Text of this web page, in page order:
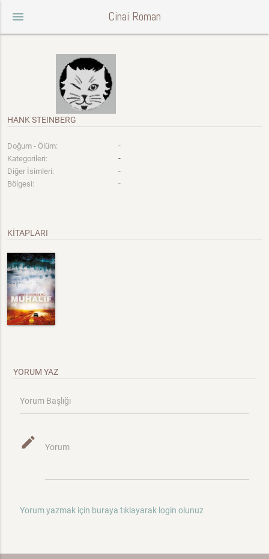
menu Cinai Roman
HANK STEINBERG
Doğum - Ölüm: -
Kategorileri: -
Diğer İsimleri: -
Bölgesi: -
KİTAPLARI
YORUM YAZ
Yorum Başlığı
mode_edit Yorum
Yorum yazmak için buraya tıklayarak login olunuz